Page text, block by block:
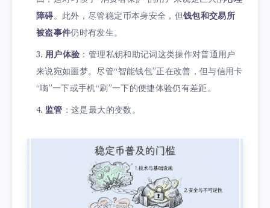
障碍。此外，尽管稳定币本身安全，但钱包和交易所
被盗事件仍时有发生。
用户体验 ：管理私钥和助记词这类操作对普通用户
来说宛如噩梦。尽管“智能钱包”正在改善，但与信用卡
“嘀”一下或手机“刷”一下的便捷体验仍有差距。
监管 ：这是最大的变数。